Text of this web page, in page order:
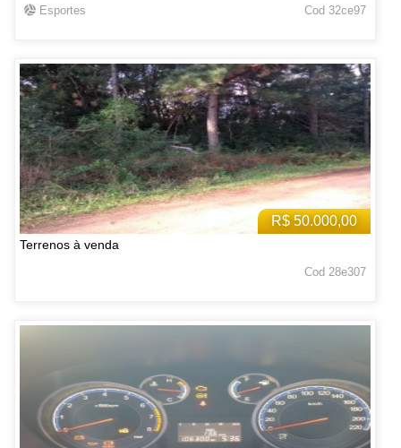
Esportes Cod 32ce97
R$ 50.000,00
Terrenos à venda
Cod 28e307